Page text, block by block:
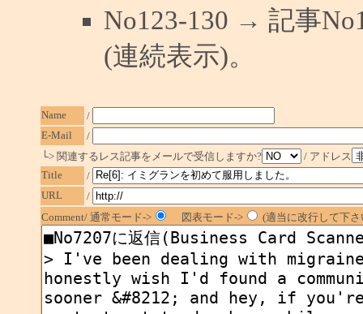
No123-130 → 記事
(連続表示)。
Name
/
E-Mail
/
└> 関連するレス記事をメールで受信しますか?
/ アドレス
Title
/
URL
/
Comment/ 通常モード->
図表モード-> (適当に改行して下